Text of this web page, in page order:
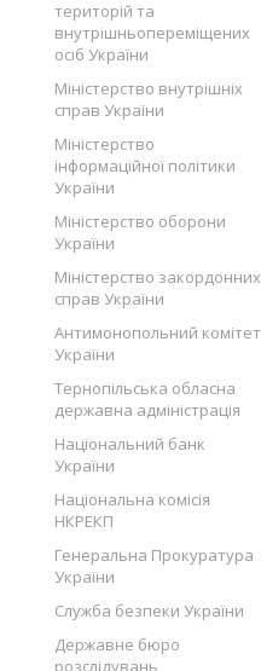
територій та
внутрішньопереміщених
осіб України
Міністерство внутрішніх
справ України
Міністерство
інформаційної політики
України
Міністерство оборони
України
Міністерство закордонних
справ України
Антимонопольний комітет
України
Тернопільська обласна
державна адміністрація
Національний банк
України
Національна комісія
НКРЕКП
Генеральна Прокуратура
України
Служба безпеки України
Державне бюро
розслідувань